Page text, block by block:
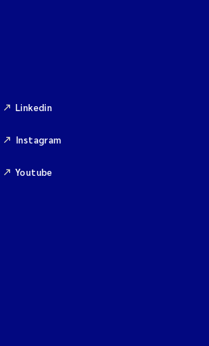
Linkedin
Instagram
Youtube